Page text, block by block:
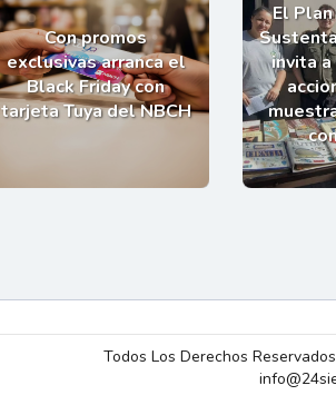
Con promos
exclusivas arranca el
Black Friday con
tarjeta Tuya del NBCH
El
invita
Todos Los Derechos